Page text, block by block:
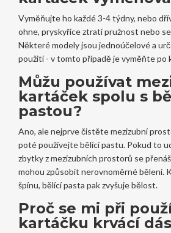
Vyměňujte ho každé 3-4 týdny, nebo
ohne, pryskyřice ztratí pružnost nebo
Některé modely jsou jednoúčelové a
použití - v tomto případě je vyměňte po
Můžu používat
kartáček spolu s
pastou?
Ano, ale nejprve čistěte mezizubní
poté používejte bělící pastu. Pokud to
zbytky z mezizubních prostorů se
mohou způsobit nerovnoměrné bělení.
špínu, bělící pasta pak zvyšuje bělost.
Proč se mi při
kartáčku krvácí